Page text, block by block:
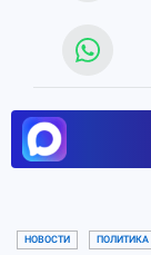
НОВОСТИ ПОЛИТИКА